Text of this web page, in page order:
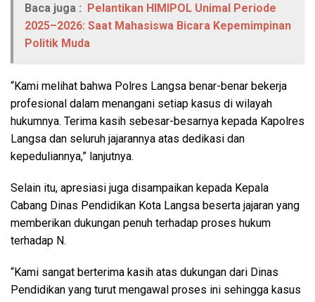
Baca juga : Pelantikan HIMIPOL Unimal Periode
2025–2026: Saat Mahasiswa Bicara Kepemimpinan
Politik Muda
“Kami melihat bahwa Polres Langsa benar-benar bekerja
profesional dalam menangani setiap kasus di wilayah
hukumnya. Terima kasih sebesar-besarnya kepada Kapolres
Langsa dan seluruh jajarannya atas dedikasi dan
kepeduliannya,” lanjutnya.
Selain itu, apresiasi juga disampaikan kepada Kepala
Cabang Dinas Pendidikan Kota Langsa beserta jajaran yang
memberikan dukungan penuh terhadap proses hukum
terhadap N.
“Kami sangat berterima kasih atas dukungan dari Dinas
Pendidikan yang turut mengawal proses ini sehingga kasus